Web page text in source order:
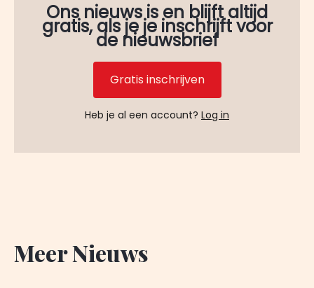
Ons nieuws is en blijft altijd
gratis, als je je inschrijft voor
de nieuwsbrief
Gratis inschrijven
Heb je al een account? Log in
Meer Nieuws